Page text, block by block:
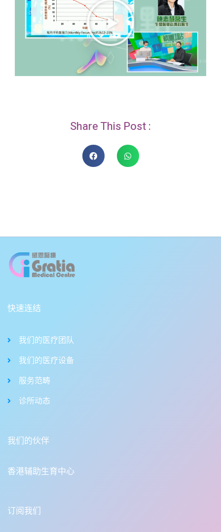
Share This Post :
快速连结
我们的医疗团队
我们的医疗设备
服务范畴
诊所动态
我们的伙伴
香港辅助生育中心
订阅我们